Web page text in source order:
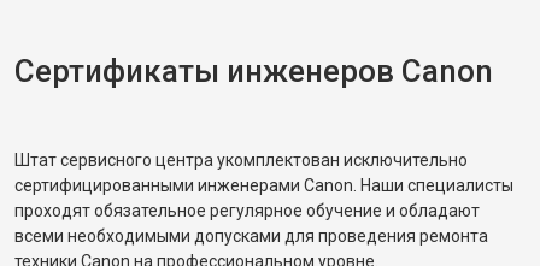
Сертификаты инженеров Canon
Штат сервисного центра укомплектован исключительно
сертифицированными инженерами Canon. Наши специалисты
проходят обязательное регулярное обучение и обладают
всеми необходимыми допусками для проведения ремонта
техники Canon на профессиональном уровне.